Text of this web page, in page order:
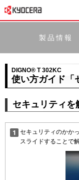
製品情報
DIGNO® T 302KC
使い方ガイド「
セキュリティを
セキュリティのかか
スライドすることで